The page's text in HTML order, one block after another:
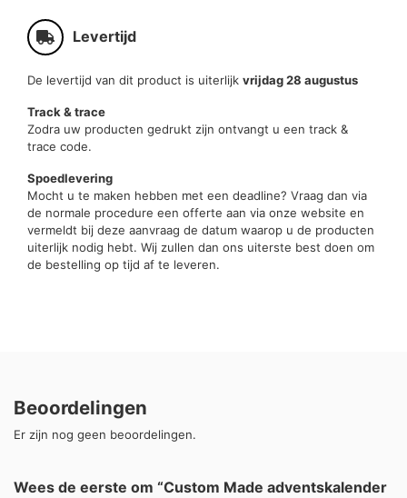
Levertijd
De levertijd van dit product is uiterlijk vrijdag 28 augustus
Track & trace
Zodra uw producten gedrukt zijn ontvangt u een track &
trace code.
Spoedlevering
Mocht u te maken hebben met een deadline? Vraag dan via
de normale procedure een offerte aan via onze website en
vermeldt bij deze aanvraag de datum waarop u de producten
uiterlijk nodig hebt. Wij zullen dan ons uiterste best doen om
de bestelling op tijd af te leveren.
Beoordelingen
Er zijn nog geen beoordelingen.
Wees de eerste om “Custom Made adventskalender